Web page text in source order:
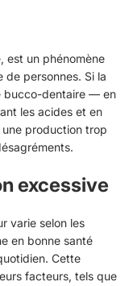
est un phénomène
personnes. Si la
bucco-dentaire — en
les acides et en
production trop
excessive
varie selon les
en bonne santé
Cette
facteurs, tels que